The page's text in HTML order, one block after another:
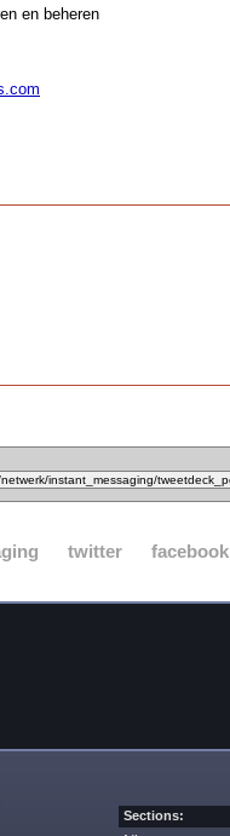
en beheren
twitter facebook
Sections: